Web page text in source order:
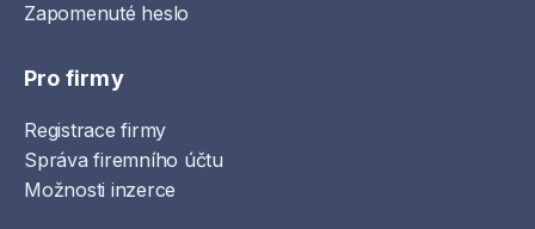
Zapomenuté heslo
Pro firmy
Registrace firmy
Správa firemního účtu
Možnosti inzerce